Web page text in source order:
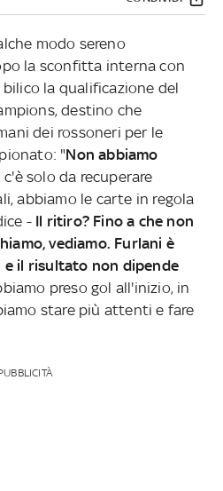
modo sereno
la sconfitta interna con
la qualificazione del
destino che
dei rossoneri per le
"Non abbiamo
c'è solo da recuperare
abbiamo le carte in regola
- Il ritiro? Fino a che non
vediamo. Furlani è
il risultato non dipende
preso gol all'inizio, in
stare più attenti e fare